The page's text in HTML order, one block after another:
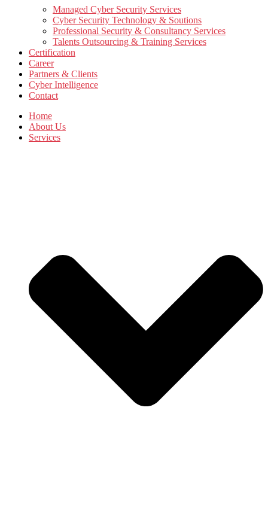
Managed Cyber Security Services
Cyber Security Technology & Soutions
Professional Security & Consultancy Services
Talents Outsourcing & Training Services
Certification
Career
Partners & Clients
Cyber Intelligence
Contact
Home
About Us
Services